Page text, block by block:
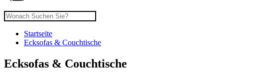
Startseite
Ecksofas & Couchtische
Ecksofas & Couchtische